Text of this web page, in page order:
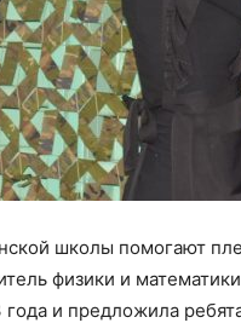
школы помогают
физики и
и предложила